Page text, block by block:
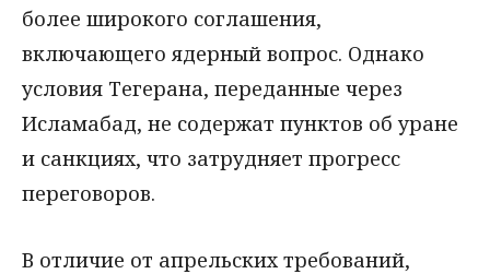
более широкого соглашения,
включающего ядерный вопрос. Однако
условия Тегерана, переданные через
Исламабад, не содержат пунктов об уране
и санкциях, что затрудняет прогресс
переговоров.
В отличие от апрельских требований,